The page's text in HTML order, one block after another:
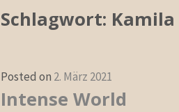
Schlagwort:
Posted on 2. März 2021
Intense World